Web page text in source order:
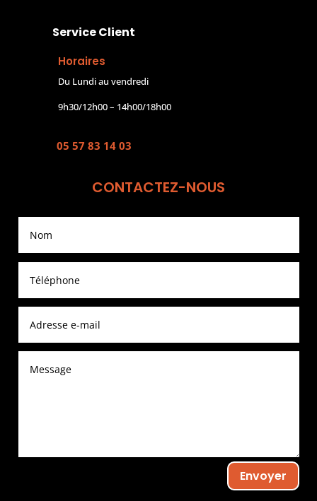
Service Client
Horaires
Du Lundi au vendredi
9h30/12h00 – 14h00/18h00
05 57 83 14 03
CONTACTEZ-NOUS
Envoyer